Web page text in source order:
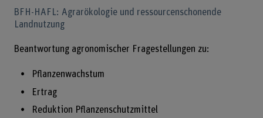
BFH-HAFL: Agrarökologie und ressourcenschonende
Landnutzung
Beantwortung agronomischer Fragestellungen zu:
Pflanzenwachstum
Ertrag
Reduktion Pflanzenschutzmittel